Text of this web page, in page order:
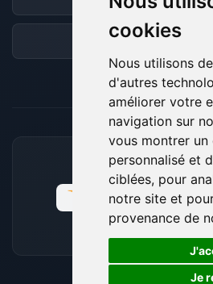
cookies
Nous utilisons
d'autres
améliorer votre
navigation sur
vous montrer un
personnalisé et
ciblées, pour
notre site et
provenance de
Je
Forum
MOYENS DE